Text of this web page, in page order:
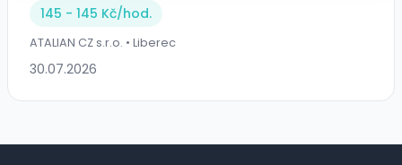
145 - 145 Kč/hod.
ATALIAN CZ s.r.o. • Liberec
30.07.2026